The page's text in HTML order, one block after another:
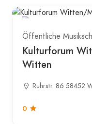
Öffentliche
Kulturforum
Witten
Ruhrstr. 86 58452
0